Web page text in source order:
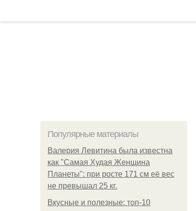
Популярные материалы
Валерия Левитина была известна
как "Самая Худая Женщина
Планеты": при росте 171 см её вес
не превышал 25 кг.
Вкусные и полезные: топ-10